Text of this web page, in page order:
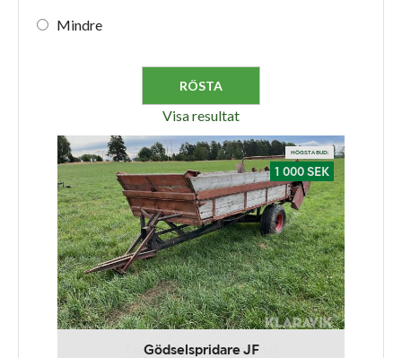
Mindre
Visa resultat